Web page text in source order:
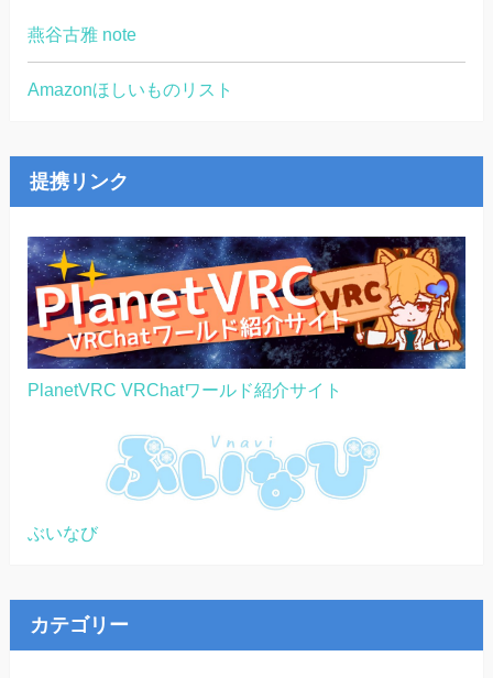
燕谷古雅 note
Amazonほしいものリスト
提携リンク
PlanetVRC VRChatワールド紹介サイト
ぶいなび
カテゴリー